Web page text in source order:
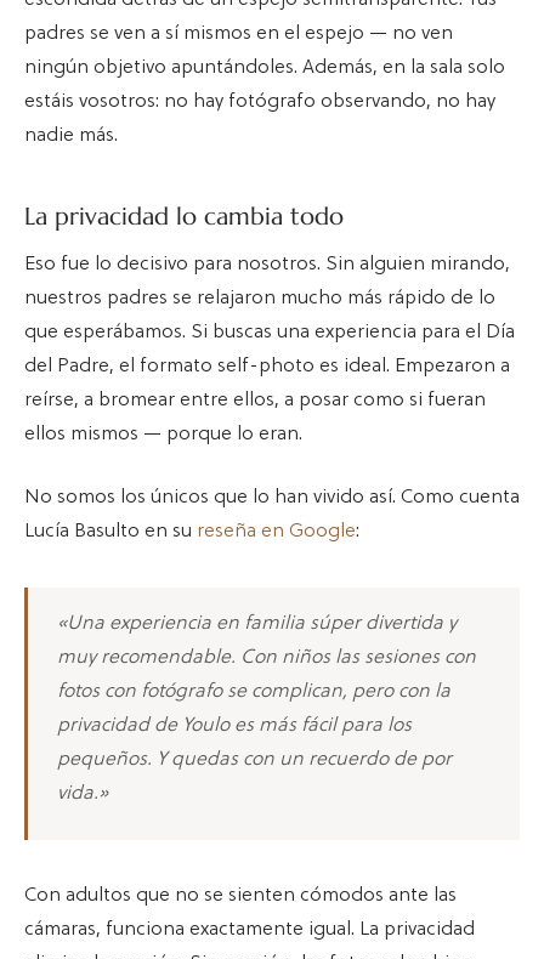
padres se ven a sí mismos en el espejo — no ven
ningún objetivo apuntándoles. Además, en la sala solo
estáis vosotros: no hay fotógrafo observando, no hay
nadie más.
La privacidad lo cambia todo
Eso fue lo decisivo para nosotros. Sin alguien mirando,
nuestros padres se relajaron mucho más rápido de lo
que esperábamos. Si buscas una experiencia para el Día
del Padre, el formato self-photo es ideal. Empezaron a
reírse, a bromear entre ellos, a posar como si fueran
ellos mismos — porque lo eran.
No somos los únicos que lo han vivido así. Como cuenta
Lucía Basulto en su reseña en Google:
«Una experiencia en familia súper divertida y
muy recomendable. Con niños las sesiones con
fotos con fotógrafo se complican, pero con la
privacidad de Youlo es más fácil para los
pequeños. Y quedas con un recuerdo de por
vida.»
Con adultos que no se sienten cómodos ante las
cámaras, funciona exactamente igual. La privacidad